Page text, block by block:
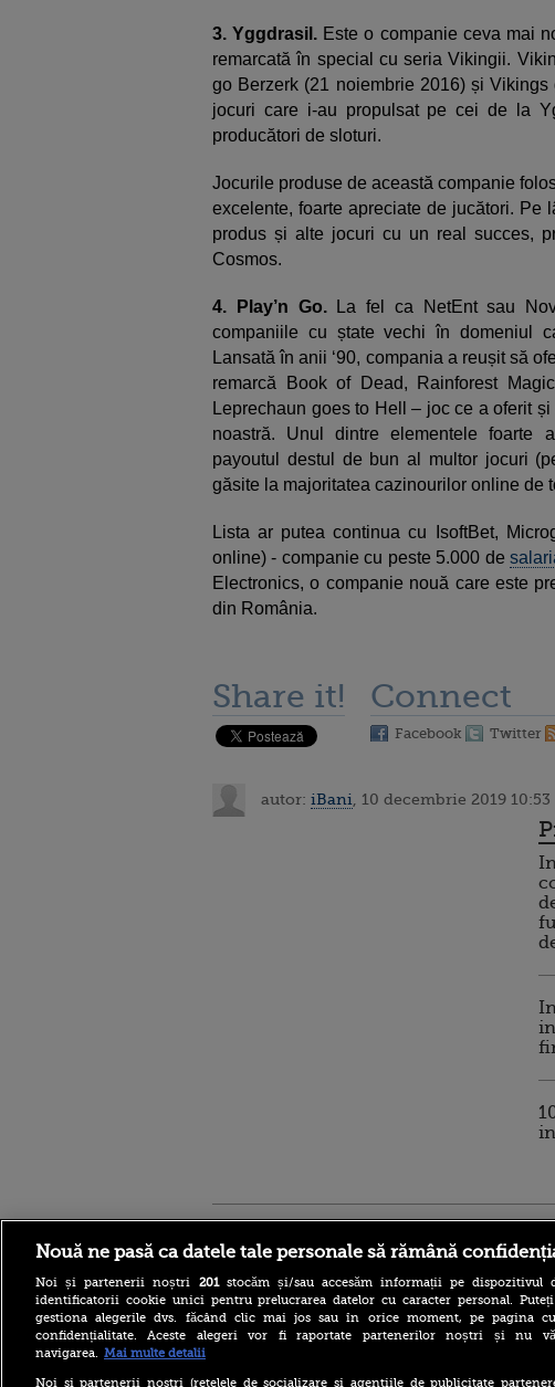
3. Yggdrasil. Este o companie ceva mai
remarcată în special cu seria Vikingii.
go Berzerk (21 noiembrie 2016) și
jocuri care i-au propulsat pe cei de la
producători de sloturi.
Jocurile produse de această companie
excelente, foarte apreciate de jucători. Pe
produs și alte jocuri cu un real succes,
Cosmos.
4. Play’n Go. La fel ca NetEnt sau
companiile cu ștate vechi în domeniul
Lansată în anii ‘90, compania a reușit să
remarcă Book of Dead, Rainforest
Leprechaun goes to Hell – joc ce a oferit
noastră. Unul dintre elementele foarte
payoutul destul de bun al multor jocuri
găsite la majoritatea cazinourilor online de
Lista ar putea continua cu IsoftBet,
online) - companie cu peste 5.000 de
Electronics, o companie nouă care este
din România.
Share it! Connect
Facebook Twitter
autor: iBani , 10 decembrie 2019 10:53
româncă a fost arestată în
Nouă ne pasă ca datele tale personale să rămână
Noi și partenerii noștri 201stocăm și/sau accesăm informații pe dispozitivul
identificatorii cookie unici pentru prelucrarea datelor cu caracter personal. Puteți
gestiona alegerile dvs. făcând clic mai jos sau în orice moment, pe pagina
confidențialitate. Aceste alegeri vor fi raportate partenerilor noștri și nu
navigarea. Mai multe detalii
Noi si partenerii nostri (retelele de socializare si agentiile de publicitate